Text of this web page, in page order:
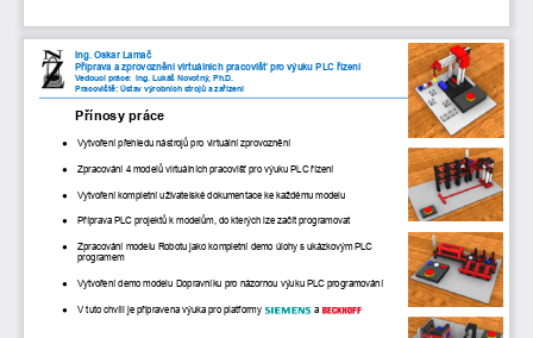
Ing. Oskar Lamač
Příprava a zprovoznění virtuálních pracovišť pro výuku PLC řízení
Vedoucí práce:  Ing. Lukáš Novotný, Ph.D.
Pracoviště: Ústav výrobních strojů a zařízení
● Vytvoření přehledu nástrojů pro virtuální zprovoznění
● Zpracování 4 modelů virtuálních pracovišť pro výuku PLC řízení
● Vytvoření kompletní uživatelské dokumentace ke každému modelu
● Příprava PLC projektů k modelům, do kterých lze začít programovat
●
Zpracování modelu Robotu jako kompletní demo úlohy s ukázkovým PLC
programem
● Vytvoření demo modelu Dopravníku pro názornou výuku PLC programování
● V tuto chvíli je připravena výuka pro platformy a
Přínosy práce